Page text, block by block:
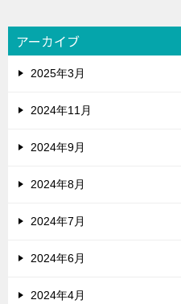
アーカイブ
2025年3月
2024年11月
2024年9月
2024年8月
2024年7月
2024年6月
2024年4月